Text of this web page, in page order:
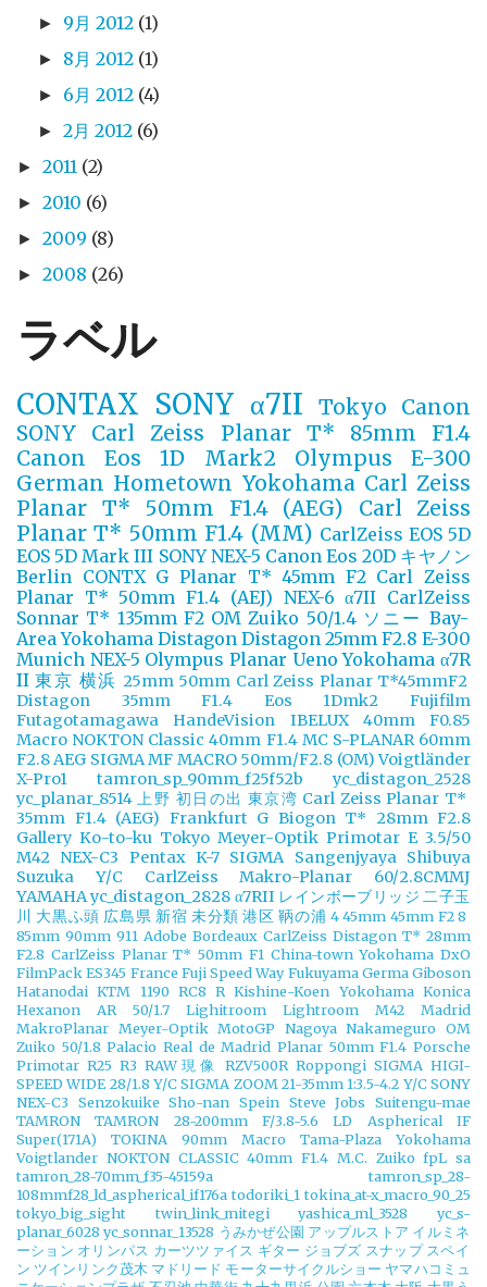
► 9月 2012 (1)
► 8月 2012 (1)
► 6月 2012 (4)
►2月 2012 (6)
► 2011 (2)
► 2010 (6)
► 2009 (8)
► 2008 (26)
ラベル
CONTAX SONY α7II Tokyo
Canon
SONY
Carl Zeiss Planar T* 85mm F1.4
Canon Eos 1D Mark2
Olympus E-300
German Hometown Yokohama Carl Zeiss
Planar T* 50mm F1.4 (AEG)
Carl Zeiss
Planar T* 50mm F1.4 (MM) CarlZeiss EOS 5D
EOS 5D Mark III SONY NEX-5 Canon Eos 20D キヤノン
Berlin CONTX G Planar T* 45mm F2 Carl Zeiss
Planar T* 50mm F1.4 (AEJ) NEX-6 α7II CarlZeiss
Sonnar T* 135mm F2 OM Zuiko 50/1.4 ソニー Bay-
Area Yokohama Distagon Distagon 25mm F2.8 E-300
Munich NEX-5 Olympus Planar Ueno Yokohama α7R
II 東京 横浜 25mm 50mm Carl Zeiss Planar T*45mmF2
Distagon 35mm F1.4
Eos 1Dmk2
Fujifilm
Futagotamagawa
HandeVision
IBELUX 40mm F0.85
Macro NOKTON Classic 40mm F1.4 MC S-PLANAR 60mm
F2.8 AEG SIGMA MF MACRO 50mm/F2.8 (OM) Voigtländer
X-Pro1
tamron_sp_90mm_f25f52b
yc_distagon_2528
yc_planar_8514 上野 初日の出 東京湾 Carl Zeiss Planar T*
35mm F1.4 (AEG) Frankfurt G Biogon T* 28mm F2.8
Gallery Ko-to-ku Tokyo Meyer-Optik Primotar E 3.5/50
M42 NEX-C3 Pentax K-7 SIGMA Sangenjyaya Shibuya
Suzuka
Y/C CarlZeiss Makro-Planar 60/2.8CMMJ
YAMAHAyc_distagon_2828 α7RII レインボーブリッジ 二子玉
川 大黒ふ頭 広島県 新宿 未分類 港区 鞆の浦 4 45mm 45mm F2 8
85mm 90mm 911 Adobe Bordeaux CarlZeiss Distagon T* 28mm
F2.8 CarlZeiss Planar T* 50mm F1 China-town Yokohama DxO
FilmPack ES345 France Fuji Speed Way Fukuyama Germa Giboson
Hatanodai KTM 1190 RC8 R Kishine-Koen Yokohama Konica
Hexanon AR 50/1.7
Lighitroom Lightroom M42
Madrid
MakroPlanar Meyer-Optik MotoGP Nagoya Nakameguro OM
Zuiko 50/1.8 Palacio Real de Madrid Planar 50mm F1.4 Porsche
Primotar R25 R3 RAW現像 RZV500R Roppongi SIGMA HIGI-
SPEED WIDE 28/1.8 Y/C SIGMA ZOOM 21-35mm 1:3.5-4.2 Y/C SONY
NEX-C3
Senzokuike Sho-nan Spein Steve Jobs
Suitengu-mae
TAMRON
TAMRON 28-200mm F/3.8-5.6 LD Aspherical IF
Super(171A)
TOKINA 90mm Macro
Tama-Plaza Yokohama
Voigtlander NOKTON CLASSIC 40mm F1.4 M.C.
Zuiko fpL sa
tamron_28-70mm_f35-45159a
tamron_sp_28-
108mmf28_ld_aspherical_if176a todoriki_1 tokina_at-x_macro_90_25
tokyo_big_sight
twin_link_mitegi yashica_ml_3528
yc_s-
planar_6028 yc_sonnar_13528 うみかぜ公園 アップルストア イルミネ
ーション オリンパス カーツツァイス ギター ジョブズ スナップ スペイ
ン ツインリンク茂木 マドリード モーターサイクルショー ヤマハコミュ